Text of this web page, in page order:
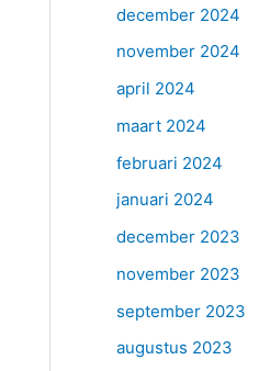
december 2024
november 2024
april 2024
maart 2024
februari 2024
januari 2024
december 2023
november 2023
september 2023
augustus 2023